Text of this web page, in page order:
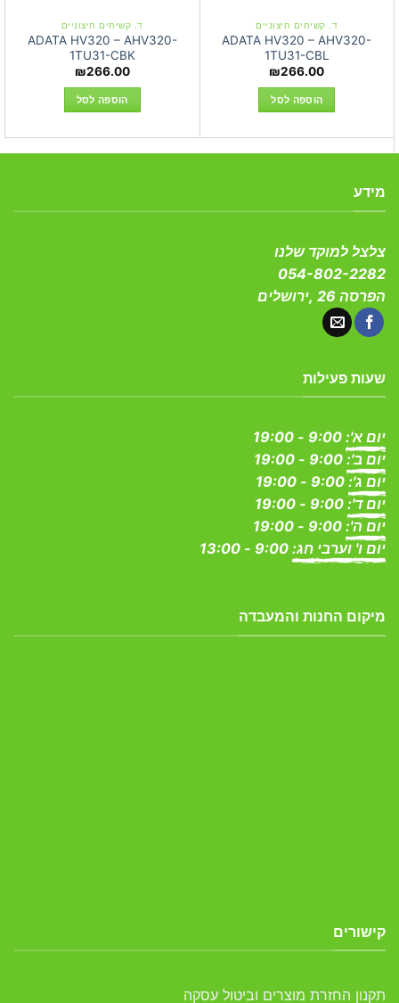
ד. קשיחים חיצוניים
ADATA HV320 – AHV320-
1TU31-CBL
₪266.00
הוספה לסל
ד. קשיחים חיצוניים
ADATA HV320 – AHV320-
1TU31-CBK
₪266.00
הוספה לסל
מידע
צלצל למוקד שלנו
054-802-2282
הפרסה 26 ,ירושלים
שעות פעילות
יום א':
יום ב':
יום ג':
יום ד':
יום ה':
יום ו' וערבי חג:
מיקום החנות והמעבדה
קישורים
תקנון החזרת מוצרים וביטול עסקה